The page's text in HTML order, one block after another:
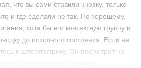
что вы сами ставили кнопку, только
и где сделали не так. По хорошему,
хотя бы его контактную группу и
до исходного состояния. Если не
к автоэлектрику. Он посмотрит на